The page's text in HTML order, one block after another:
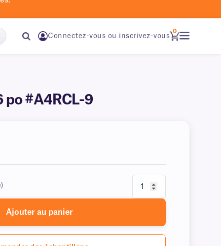
Connectez-vous ou inscrivez-vous
0
po #A4RCL-9
Ajouter au panier